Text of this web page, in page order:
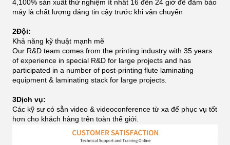
4,100% sản xuất thử nghiệm ít nhất 16 đến 24 giờ để đảm bảo
máy là chất lượng đáng tin cậy trước khi vận chuyển
2Đội:
Khả năng kỹ thuật mạnh mẽ
Our R&D team comes from the printing industry with 35 years
of experience in special R&D for large projects and has
participated in a number of post-printing flute laminating
equipment & laminating stack for large projects.
3Dịch vụ:
Các kỹ sư có sẵn video & videoconference từ xa để phục vụ tốt
hơn cho khách hàng trên toàn thế giới.